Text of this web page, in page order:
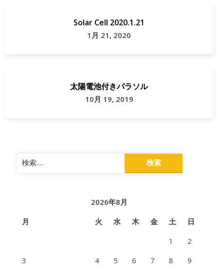
Solar Cell 2020.1.21
1月 21, 2020
太陽電池付きパラソル
10月 19, 2019
検
索:
2026年8月
月
火 水 木 金 土
日
1
2
3
4 5 6 7 8
9